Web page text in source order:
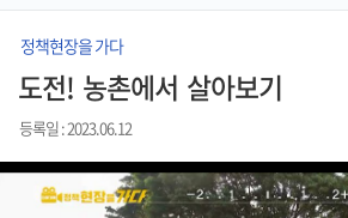
정책현장을 가다
도전! 농촌에서 살아보기
등록일 : 2023.06.12